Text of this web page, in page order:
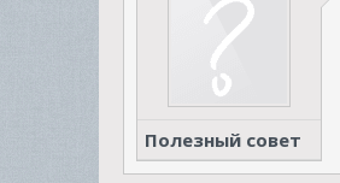
Полезный совет